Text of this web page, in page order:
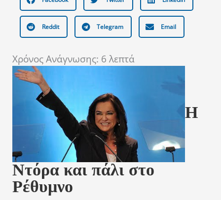
Reddit Telegram Email
Χρόνος Ανάγνωσης: 6 λεπτά
Η
Ντόρα και πάλι στο
Ρέθυμνο